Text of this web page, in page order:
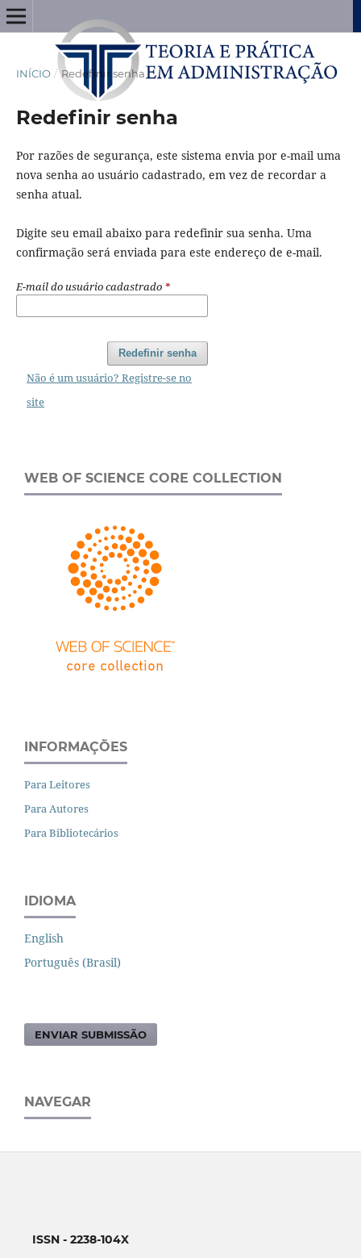
INÍCIO / Redefinir senha
Redefinir senha
Por razões de segurança, este sistema envia por e-mail uma
nova senha ao usuário cadastrado, em vez de recordar a
senha atual.
Digite seu email abaixo para redefinir sua senha. Uma
confirmação será enviada para este endereço de e-mail.
E-mail do usuário cadastrado *
Redefinir senha
Não é um usuário? Registre-se no
site
WEB OF SCIENCE CORE COLLECTION
INFORMAÇÕES
Para Leitores
Para Autores
Para Bibliotecários
IDIOMA
English
Português (Brasil)
ENVIAR SUBMISSÃO
NAVEGAR
ISSN - 2238-104X